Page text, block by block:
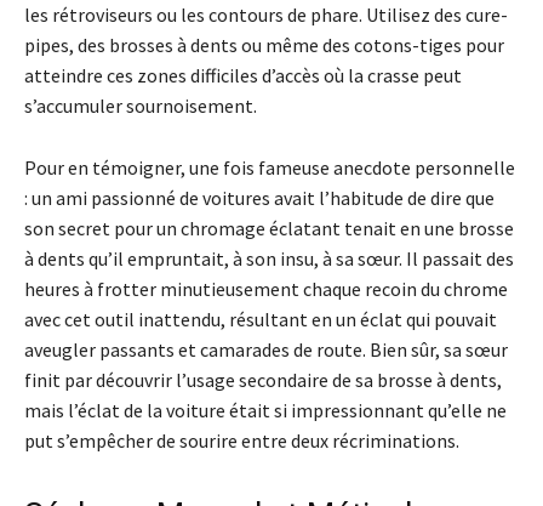
les rétroviseurs ou les contours de phare. Utilisez des cure-
pipes, des brosses à dents ou même des cotons-tiges pour
atteindre ces zones difficiles d’accès où la crasse peut
s’accumuler sournoisement.
Pour en témoigner, une fois fameuse anecdote personnelle
: un ami passionné de voitures avait l’habitude de dire que
son secret pour un chromage éclatant tenait en une brosse
à dents qu’il empruntait, à son insu, à sa sœur. Il passait des
heures à frotter minutieusement chaque recoin du chrome
avec cet outil inattendu, résultant en un éclat qui pouvait
aveugler passants et camarades de route. Bien sûr, sa sœur
finit par découvrir l’usage secondaire de sa brosse à dents,
mais l’éclat de la voiture était si impressionnant qu’elle ne
put s’empêcher de sourire entre deux récriminations.